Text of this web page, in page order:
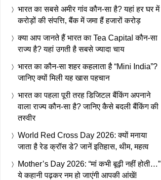
भारत का सबसे अमीर गांव कौन-सा है? यहां हर घर में
करोड़ों की संपत्ति, बैंक में जमा हैं हजारों करोड़
क्या आप जानते हैं भारत का Tea Capital कौन-सा
राज्य है? यहां उगती है सबसे ज्यादा चाय
भारत का कौन-सा शहर कहलाता है “Mini India”?
जानिए क्यों मिली यह खास पहचान
भारत का पहला पूरी तरह डिजिटल बैंकिंग अपनाने
वाला राज्य कौन-सा है? जानिए कैसे बदली बैंकिंग की
तस्वीर
World Red Cross Day 2026: क्यों मनाया
जाता है रेड क्रॉस डे? जानें इतिहास, थीम, महत्व
Mother’s Day 2026: “मां कभी बूढ़ी नहीं होती…”
ये कहानी पढ़कर नम हो जाएंगी आपकी आंखें!